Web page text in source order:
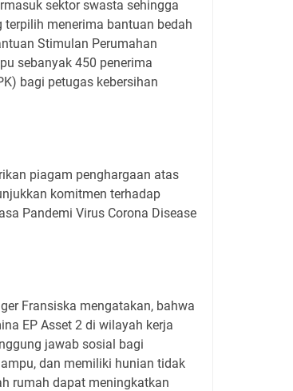
sektor swasta sehingga
menerima bantuan bedah
Stimulan Perumahan
sebanyak 450 penerima
bagi petugas kebersihan
piagam penghargaan atas
komitmen terhadap
Pandemi Virus Corona Disease
Fransiska mengatakan, bahwa
EP Asset 2 di wilayah kerja
jawab sosial bagi
dan memiliki hunian tidak
rumah dapat meningkatkan